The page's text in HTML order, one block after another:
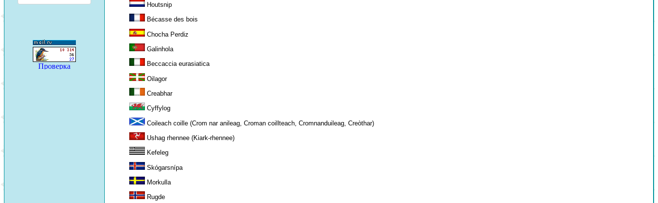
Houtsnip
Bécasse des bois
Chocha Perdiz
Galinhola
Beccaccia eurasiatica
Oilagor
Creabhar
Cyffylog
Coileach coille (Crom nar anileag, Croman coillteach, Cromnanduileag, Creòthar)
Ushag rhennee (Kiark-rhennee)
Kefeleg
Skógarsnípa
Morkulla
Rugde